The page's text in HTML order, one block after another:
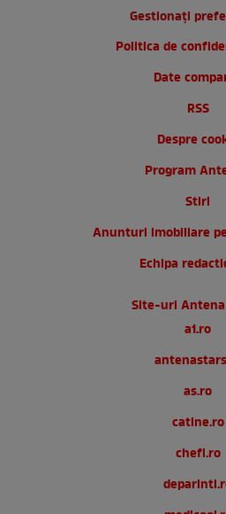
Gestionați
Politica de
Date
RSS
Despre
Program
Stiri
Anunturi imobiliare
Echipa
Site-uri
a1.ro
as.ro
catine.ro
chefi.ro